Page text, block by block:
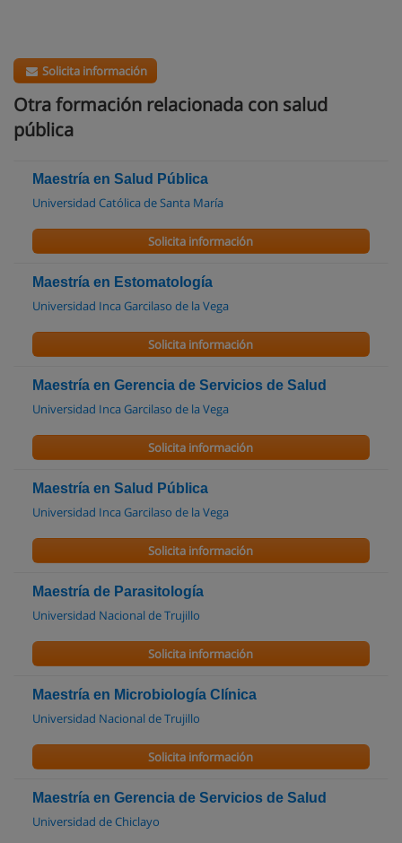
Solicita información
Otra formación relacionada con salud
pública
Maestría en Salud Pública
Universidad Católica de Santa María
Solicita información
Maestría en Estomatología
Universidad Inca Garcilaso de la Vega
Solicita información
Maestría en Gerencia de Servicios de Salud
Universidad Inca Garcilaso de la Vega
Solicita información
Maestría en Salud Pública
Universidad Inca Garcilaso de la Vega
Solicita información
Maestría de Parasitología
Universidad Nacional de Trujillo
Solicita información
Maestría en Microbiología Clínica
Universidad Nacional de Trujillo
Solicita información
Maestría en Gerencia de Servicios de Salud
Universidad de Chiclayo